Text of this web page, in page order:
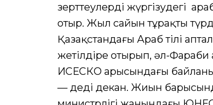
зерттеулерді жүргізудегі
отыр. Жыл сайын тұрақты
Қазақстандағы Араб тілі
жетілдіре отырып, әл-Фараби
ИСЕСКО арысындағы
— деді декан. Жиын